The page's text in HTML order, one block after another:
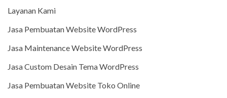
Layanan Kami
Jasa Pembuatan Website WordPress
Jasa Maintenance Website WordPress
Jasa Custom Desain Tema WordPress
Jasa Pembuatan Website Toko Online